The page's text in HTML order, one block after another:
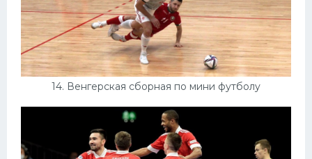
14. Венгерская сборная по мини футболу